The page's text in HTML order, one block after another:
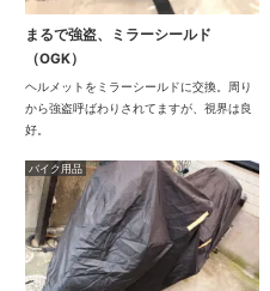
まるで強盗、ミラーシールド
（OGK）
ヘルメットをミラーシールドに交換。周り
から強盗呼ばわりされてますが、視界は良
好。
バイク用品